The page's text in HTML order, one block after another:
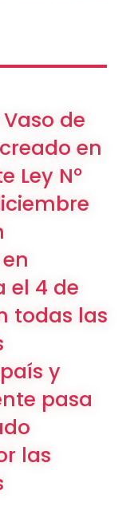
de
en
Ley Nº
el 4 de
todas las
y
pasa
las